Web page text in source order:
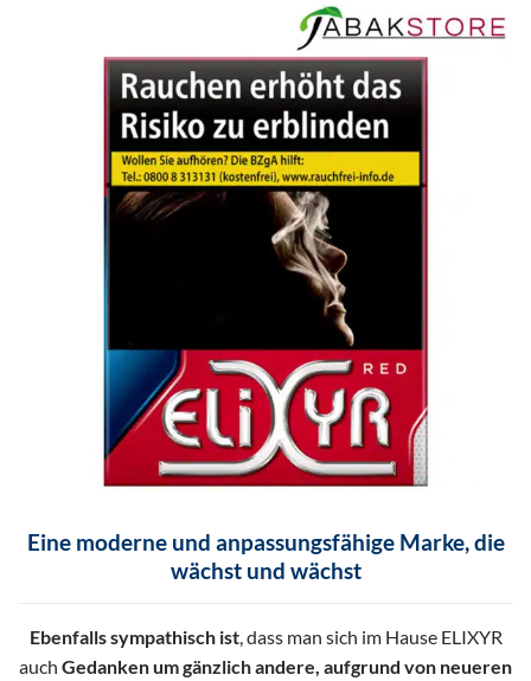
Eine moderne und anpassungsfähige Marke, die
wächst und wächst
Ebenfalls sympathisch ist, dass man sich im Hause ELIXYR
auch Gedanken um gänzlich andere, aufgrund von neueren